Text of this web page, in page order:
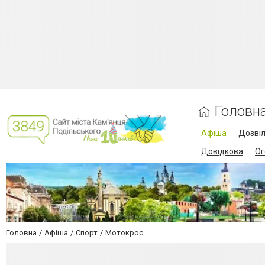
Афіша
Довідкова
Головна Афіша Спорт Мотокрос